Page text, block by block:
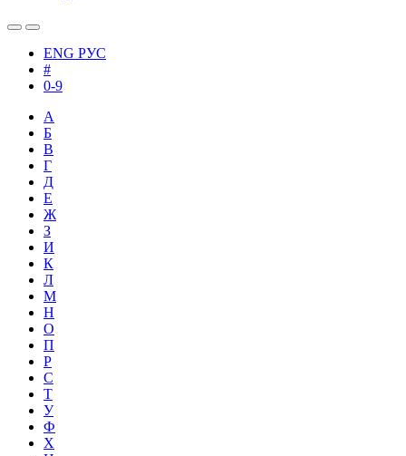
ENG РУС
#
0-9
А
Б
В
Г
Д
Е
Ж
З
И
К
Л
М
Н
О
П
Р
С
Т
У
Ф
Х